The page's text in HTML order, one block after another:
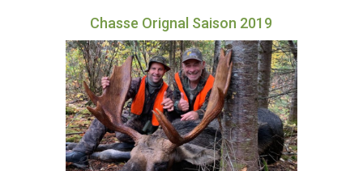
Chasse Orignal Saison 2019